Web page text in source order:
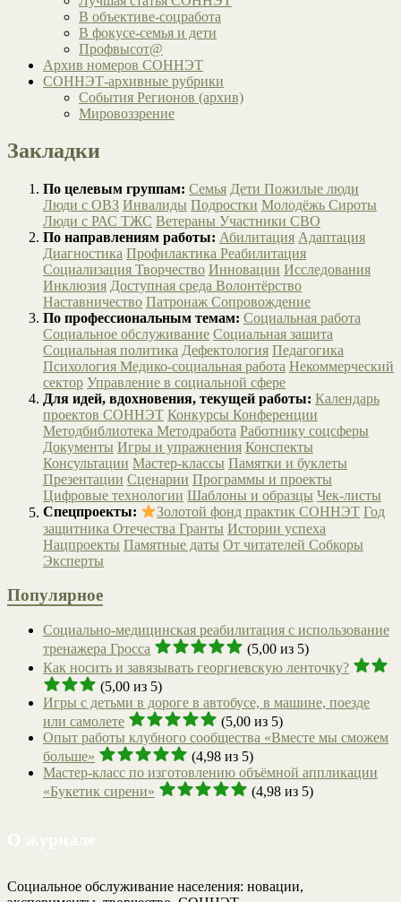
В объективе-соцработа
В фокусе-семья и дети
Профвысот@
Архив номеров СОННЭТ
СОННЭТ-архивные рубрики
События Регионов (архив)
Мировоззрение
Закладки
По целевым группам: Семья Дети Пожилые люди
Люди с ОВЗ Инвалиды Подростки Молодёжь Сироты
Люди с РАС ТЖС Ветераны Участники СВО
По направлениям работы: Абилитация Адаптация
Диагностика Профилактика Реабилитация
Социализация Творчество Инновации Исследования
Инклюзия Доступная среда Волонтёрство
Наставничество Патронаж Сопровождение
По профессиональным темам: Социальная работа
Социальное обслуживание Социальная защита
Социальная политика Дефектология Педагогика
Психология Медико-социальная работа Некоммерческий
сектор Управление в социальной сфере
Для идей, вдохновения, текущей работы: Календарь
проектов СОННЭТ Конкурсы Конференции
Методбиблиотека Методработа Работнику соцсферы
Документы Игры и упражнения Конспекты
Консультации Мастер-классы Памятки и буклеты
Презентации Сценарии Программы и проекты
Цифровые технологии Шаблоны и образцы Чек-листы
Спецпроекты:
Золотой фонд практик СОННЭТ Год
защитника Отечества Гранты Истории успеха
Нацпроекты Памятные даты От читателей Собкоры
Эксперты
Популярное
Социально-медицинская реабилитация с использование
тренажера Гросса
(5,00 из 5)
Как носить и завязывать георгиевскую ленточку?
(5,00 из 5)
Игры с детьми в дороге в автобусе, в машине, поезде
или самолете
(5,00 из 5)
Опыт работы клубного сообщества «Вместе мы сможем
больше»
(4,98 из 5)
Мастер-класс по изготовлению объёмной аппликации
«Букетик сирени»
(4,98 из 5)
Социальное обслуживание населения: новации,